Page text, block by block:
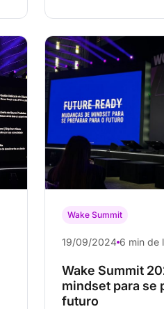
Wake Summit
19/09/2024 6 min de
Wake Summit
mindset para se
futuro